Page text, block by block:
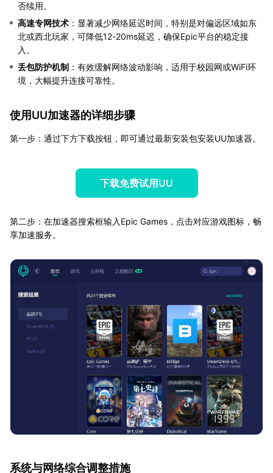
否续用。
高速专网技术 ：显著减少网络延迟时间，特别是对偏远区域如东
北或西北玩家，可降低12-20ms延迟，确保Epic平台的稳定接
入。
丢包防护机制 ：有效缓解网络波动影响，适用于校园网或WiFi环
境，大幅提升连接可靠性。
使用UU加速器的详细步骤
第一步：通过下方下载按钮，即可通过最新安装包安装UU加速器。
下载免费试用UU
第二步：在加速器搜索框输入Epic Games，点击对应游戏图标，畅
享加速服务。
系统与网络综合调整措施